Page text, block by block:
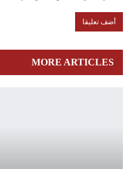
MORE ARTICLES